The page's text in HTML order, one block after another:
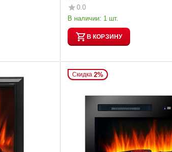
0.0
В наличии: 1 шт.
В КОРЗИНУ
Скидка 2%